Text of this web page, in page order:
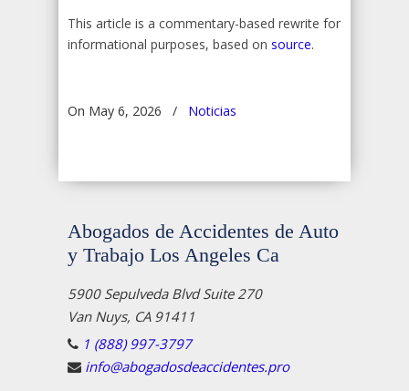
This article is a commentary-based rewrite for
informational purposes, based on source.
On May 6, 2026 / Noticias
Abogados de Accidentes de Auto
y Trabajo Los Angeles Ca
5900 Sepulveda Blvd Suite 270
Van Nuys, CA 91411
1 (888) 997-3797
info@abogadosdeaccidentes.pro